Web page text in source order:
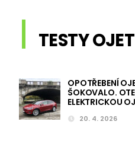
TESTY
OPOTŘEBENÍ
ŠOKOVALO.
ELEKTRICKOU
20. 4. 2026